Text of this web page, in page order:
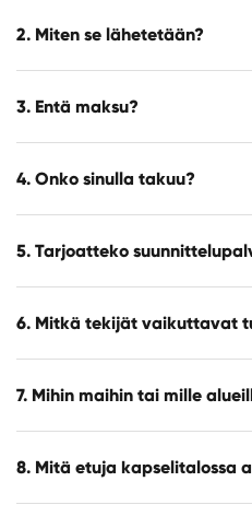
2. Miten se lähetetään?
3. Entä maksu?
4. Onko sinulla takuu?
5. Tarjoatteko
6. Mitkä tekijät vaikuttavat
7. Mihin maihin tai mille
8. Mitä etuja kapselitalossa